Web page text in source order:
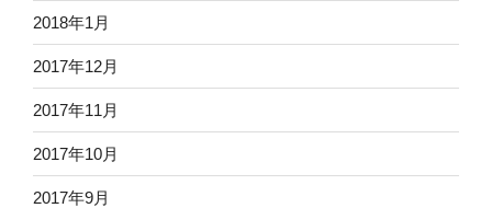
2018年1月
2017年12月
2017年11月
2017年10月
2017年9月